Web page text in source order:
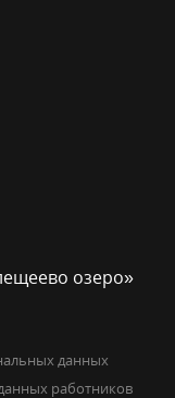
озеро»
данных
работников